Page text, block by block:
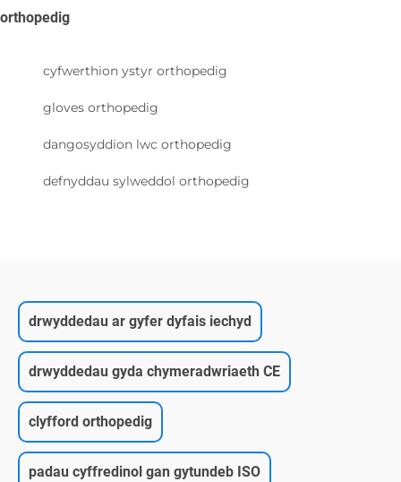
orthopedig
cyfwerthion ystyr orthopedig
gloves orthopedig
dangosyddion lwc orthopedig
defnyddau sylweddol orthopedig
drwyddedau ar gyfer dyfais iechyd
drwyddedau gyda chymeradwriaeth CE
clyfford orthopedig
padau cyffredinol gan gytundeb ISO